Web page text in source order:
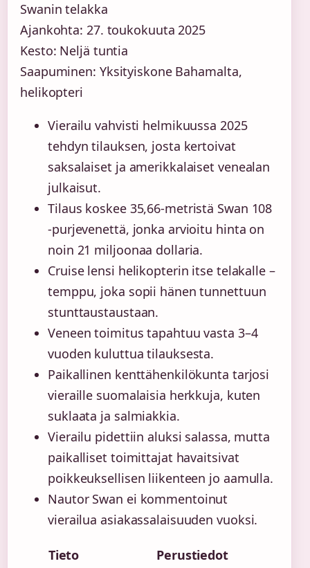
Swanin telakka
Ajankohta: 27. toukokuuta 2025
Kesto: Neljä tuntia
Saapuminen: Yksityiskone Bahamalta,
helikopteri
Vierailu vahvisti helmikuussa 2025
tehdyn tilauksen, josta kertoivat
saksalaiset ja amerikkalaiset venealan
julkaisut.
Tilaus koskee 35,66-metristä Swan 108
-purjevenettä, jonka arvioitu hinta on
noin 21 miljoonaa dollaria.
Cruise lensi helikopterin itse telakalle –
temppu, joka sopii hänen tunnettuun
stunttaustaustaan.
Veneen toimitus tapahtuu vasta 3–4
vuoden kuluttua tilauksesta.
Paikallinen kenttähenkilökunta tarjosi
vieraille suomalaisia herkkuja, kuten
suklaata ja salmiakkia.
Vierailu pidettiin aluksi salassa, mutta
paikalliset toimittajat havaitsivat
poikkeuksellisen liikenteen jo aamulla.
Nautor Swan ei kommentoinut
vierailua asiakassalaisuuden vuoksi.
Tieto Perustiedot